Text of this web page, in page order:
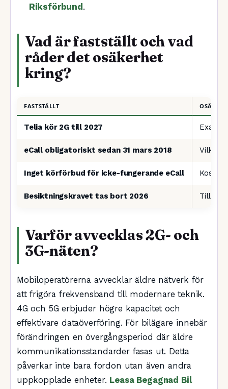
Riksförbund .
Vad är fastställt och vad
råder det osäkerhet
kring?
FASTSTÄLLT
Telia kör 2G till 2027 Exakt
eCall obligatoriskt sedan 31 mars 2018 Vilka
Inget körförbud för icke-fungerande eCall
Besiktningskravet tas bort 2026
Varför avvecklas 2G- och
3G-näten?
Mobiloperatörerna avvecklar äldre nätverk för
att frigöra frekvensband till modernare teknik.
4G och 5G erbjuder högre kapacitet och
effektivare dataöverföring. För bilägare innebär
förändringen en övergångsperiod där äldre
kommunikationsstandarder fasas ut. Detta
påverkar inte bara fordon utan även andra
uppkopplade enheter. Leasa Begagnad Bil